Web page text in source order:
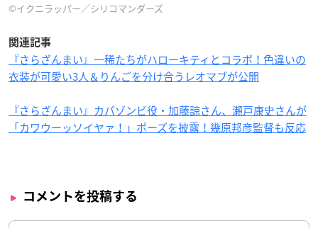
©イクニラッパー／シリコマンダーズ
関連記事
『さらざんまい』一稀たちがハローキティとコラボ！色違いの
衣装が可愛い3人＆りんごを分け合うレオマブが公開
『さらざんまい』カパゾンビ役・加藤諒さん、瀬戸康史さんが
「カワウーッソイヤァ！」ポーズを披露！幾原邦彦監督も反応
コメントを投稿する